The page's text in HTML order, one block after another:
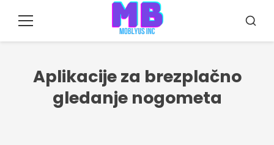
Meni
Aplikacije za brezplačno
gledanje nogometa